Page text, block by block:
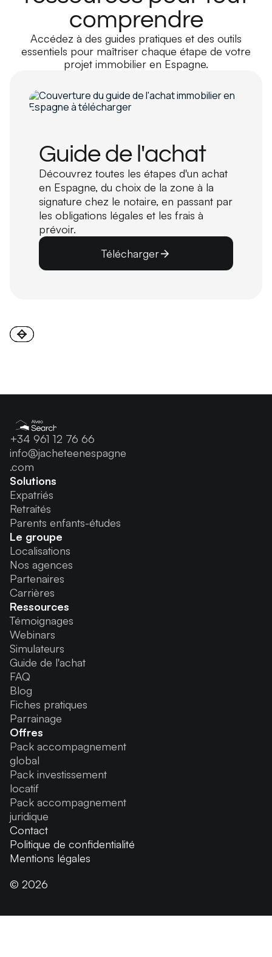
comprendre
Accédez à des guides pratiques et des outils
essentiels pour maîtriser chaque étape de votre
projet immobilier en Espagne.
Guide de l'achat
Découvrez toutes les étapes d'un achat
en Espagne, du choix de la zone à la
signature chez le notaire, en passant par
les obligations légales et les frais à
prévoir.
Télécharger
+34 961 12 76 66
info@jacheteenespagne
.com
Solutions
Expatriés
Retraités
Parents enfants-études
Le groupe
Localisations
Nos agences
Partenaires
Carrières
Ressources
Témoignages
Webinars
Simulateurs
Guide de l'achat
FAQ
Blog
Fiches pratiques
Parrainage
Offres
Pack accompagnement
global
Pack investissement
locatif
Pack accompagnement
juridique
© 2026
Contact
Politique de confidentialité
Mentions légales